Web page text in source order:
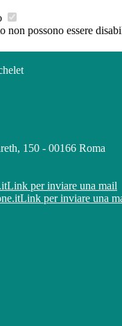
non possono essere
150 - 00166 Roma
Link per inviare una mail
Link per inviare una